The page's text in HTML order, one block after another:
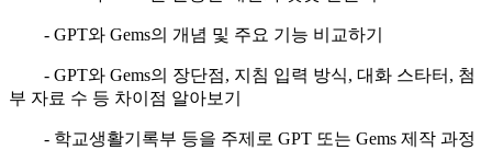
- GPT와 Gems의 개념 및 주요 기능 비교하기
- GPT와 Gems의 장단점, 지침 입력 방식, 대화 스타터, 첨
부 자료 수 등 차이점 알아보기
- 학교생활기록부 등을 주제로 GPT 또는 Gems 제작 과정